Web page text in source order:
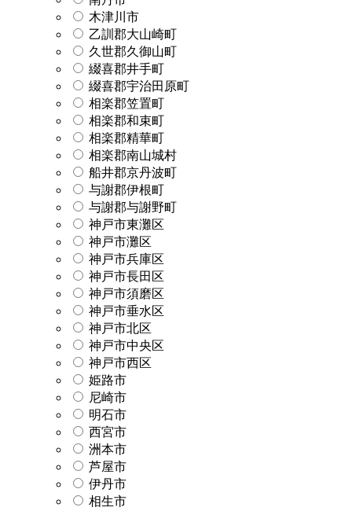
木津川市
乙訓郡大山崎町
久世郡久御山町
綴喜郡井手町
綴喜郡宇治田原町
相楽郡笠置町
相楽郡和束町
相楽郡精華町
相楽郡南山城村
船井郡京丹波町
与謝郡伊根町
与謝郡与謝野町
神戸市東灘区
神戸市灘区
神戸市兵庫区
神戸市長田区
神戸市須磨区
神戸市垂水区
神戸市北区
神戸市中央区
神戸市西区
姫路市
尼崎市
明石市
西宮市
洲本市
芦屋市
伊丹市
相生市